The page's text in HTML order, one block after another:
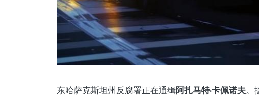
东哈萨克斯坦州反腐署正在通缉阿扎马特·卡佩诺夫。